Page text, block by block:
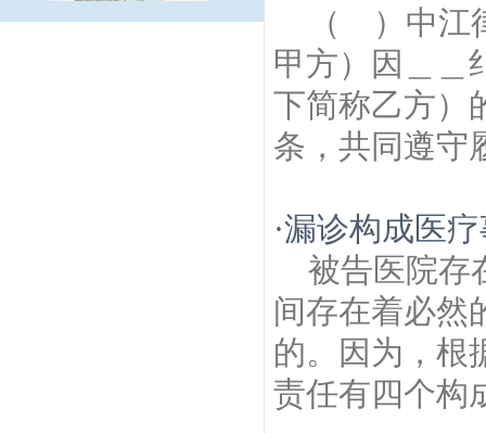
（ ）中
甲方）因＿＿
下简称乙方）
条，共同遵
·漏诊构成医
被告医院存
间存在着必然
的。因为，根
责任有四个构